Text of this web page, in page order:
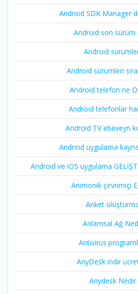
Android SDK Manager
Android son sürüm
Android
Android sürümleri
Android telefon ne
Android telefonlar
Android TV ebeveyn
Android uygulama
Android ve iOS uygulama
Animonik çevrimiçi
Anket
Anlamsal Ağ
Antivirüs
AnyDesk indir
Anydesk Nedir